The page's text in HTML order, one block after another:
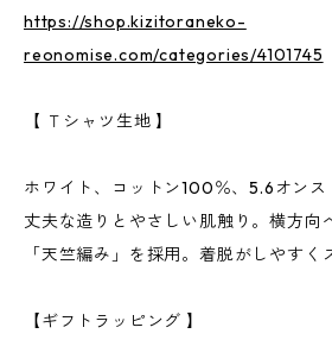
https://shop.kizitoraneko-
reonomise.com/categories/4101745
【 Ｔシャツ生地 】
ホワイト、コットン100％、5.6オンス
丈夫な造りとやさしい肌触り。横方向
「天竺編み」を採用。着脱がしやすく
【ギフトラッピング 】